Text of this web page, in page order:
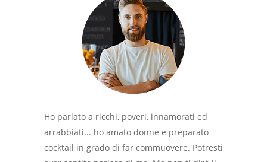
Ho parlato a ricchi, poveri, innamorati ed
arrabbiati... ho amato donne e preparato
cocktail in grado di far commuovere. Potresti